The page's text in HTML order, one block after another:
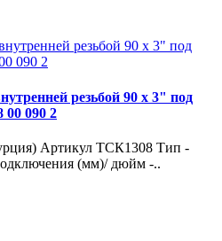
резьбой 90 х 3" под
00 090 2
Артикул ТСК1308 Тип -
(мм)/ дюйм -..